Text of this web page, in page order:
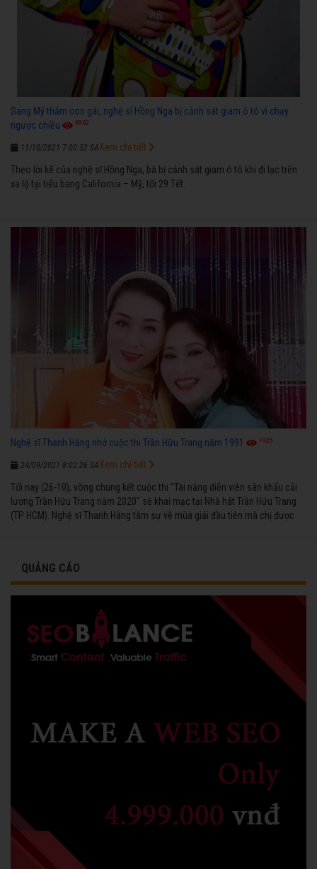
Sang Mỹ thăm con gái, nghệ sĩ Hồng Nga bị cảnh sát giam ô tô vì chạy
ngược chiều
3862
11/10/2021 7:00:52 SA
Theo lời kể của nghệ sĩ Hồng Nga, bà bị cảnh sát giam ô tô khi đi lạc trên
xa lộ tại tiểu bang California – Mỹ, tối 29 Tết.
Xem chi tiết
Nghệ sĩ Thanh Hằng nhớ cuộc thi Trần Hữu Trang năm 1991 1925
24/09/2021 8:02:26 SA
Tối nay (26-10), vòng chung kết cuộc thi "Tài năng diễn viên sân khấu cải
lương Trần Hữu Trang năm 2020" sẽ khai mạc tại Nhà hát Trần Hữu Trang
(TP HCM). Nghệ sĩ Thanh Hằng tâm sự về mùa giải đầu tiên mà chị được
Xem chi tiết
QUẢNG CÁO